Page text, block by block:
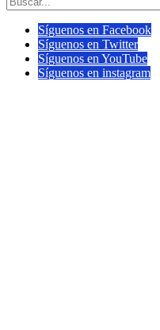
Síguenos en Facebook
Síguenos en Twitter
Síguenos en YouTube
Síguenos en instagram